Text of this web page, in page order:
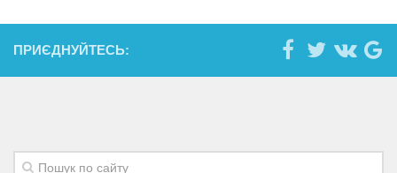
ПРИЄДНУЙТЕСЬ: